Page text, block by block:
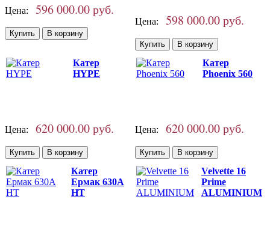
Цена: 596 000.00 руб.
Цена: 598 000.00 руб.
Катер
HYPE
Цена: 620 000.00 руб.
Катер
Phoenix 560
Цена: 620 000.00 руб.
Катер
Ермак 630A
НТ
Velvette 16
Prime
ALUMINIUM